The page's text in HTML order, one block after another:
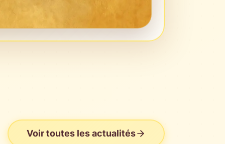
Voir toutes les actualités